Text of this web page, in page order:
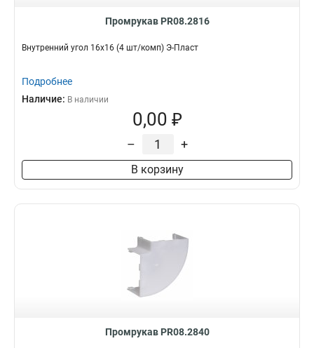
Промрукав PR08.2816
Внутренний угол 16х16 (4 шт/комп) Э-Пласт
Подробнее
Наличие: В наличии
0,00 ₽
– +
В корзину
Промрукав PR08.2840